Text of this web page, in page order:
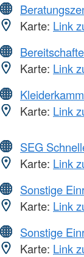
Karte: Link
Karte: Link
Karte: Link
SEG
Karte: Link
Sonstige
Karte: Link
Sonstige
Karte: Link